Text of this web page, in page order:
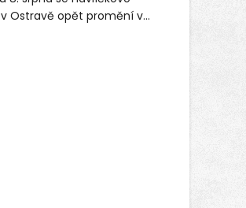
Ostravě opět promění v